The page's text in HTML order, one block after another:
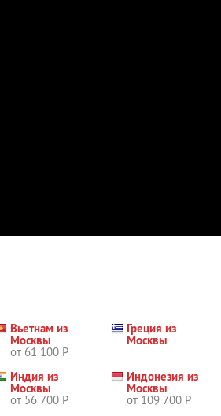
Вьетнам из
Москвы
от 61 100 Р
Греция из
Москвы
Индия из
Москвы
от 56 700 Р
Индонезия из
Москвы
от 109 700 Р